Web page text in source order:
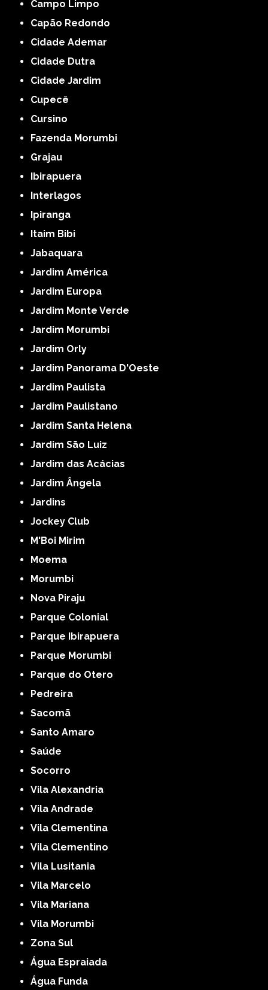
Campo Limpo
Capão Redondo
Cidade Ademar
Cidade Dutra
Cidade Jardim
Cupecê
Cursino
Fazenda Morumbi
Grajau
Ibirapuera
Interlagos
Ipiranga
Itaim Bibi
Jabaquara
Jardim América
Jardim Europa
Jardim Monte Verde
Jardim Morumbi
Jardim Orly
Jardim Panorama D'Oeste
Jardim Paulista
Jardim Paulistano
Jardim Santa Helena
Jardim São Luiz
Jardim das Acácias
Jardim Ângela
Jardins
Jockey Club
M'Boi Mirim
Moema
Morumbi
Nova Piraju
Parque Colonial
Parque Ibirapuera
Parque Morumbi
Parque do Otero
Pedreira
Sacomã
Santo Amaro
Saúde
Socorro
Vila Alexandria
Vila Andrade
Vila Clementina
Vila Clementino
Vila Lusitania
Vila Marcelo
Vila Mariana
Vila Morumbi
Zona Sul
Água Espraiada
Água Funda